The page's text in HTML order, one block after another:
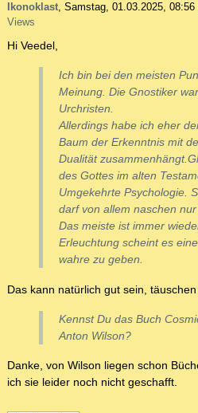
Ikonoklast, Samstag, 01.03.2025, 08:56
Views
Hi Veedel,
Ich bin bei den meisten
Meinung. Die Gnostiker
Urchristen.
Allerdings habe ich eher
Baum der Erkenntnis mit
Dualität
des Gottes im alten
Umgekehrte Psychologie.
darf von allem naschen
Das meiste ist immer
Erleuchtung scheint es
wahre zu geben.
Das kann natürlich gut sein,
Kennst Du das Buch
Anton Wilson?
Danke, von Wilson liegen schon
ich sie leider noch nicht geschafft.